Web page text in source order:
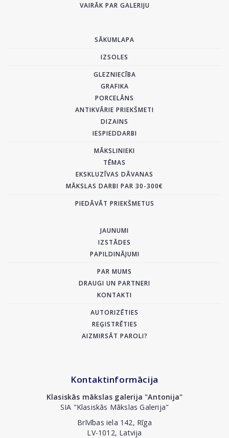
VAIRĀK PAR GALERIJU
SĀKUMLAPA
IZSOLES
GLEZNIECĪBA
GRAFIKA
PORCELĀNS
ANTIKVĀRIE PRIEKŠMETI
DIZAINS
IESPIEDDARBI
MĀKSLINIEKI
TĒMAS
EKSKLUZĪVAS DĀVANAS
MĀKSLAS DARBI PAR 30-300€
PIEDĀVĀT PRIEKŠMETUS
JAUNUMI
IZSTĀDES
PAPILDINĀJUMI
PAR MUMS
DRAUGI UN PARTNERI
KONTAKTI
AUTORIZĒTIES
REĢISTRĒTIES
AIZMIRSĀT PAROLI?
Kontaktinformācija
Klasiskās mākslas galerija "Antonija"
SIA "Klasiskās Mākslas Galerija"
Brīvības iela 142, Rīga
LV-1012, Latvija